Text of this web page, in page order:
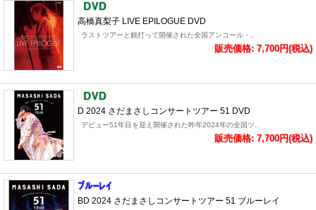
高橋真梨子 LIVE EPILOGUE DVD
ラストツアーと銘打って開催された全国アンコール・..
販売価格: 7,700円(税込)
D 2024 さだまさしコンサートツアー 51 DVD
デビュー51年目を迎え開催された昨年2024年の全国ツ..
販売価格: 7,700円(税込)
BD 2024 さだまさしコンサートツアー 51 ブルーレイ